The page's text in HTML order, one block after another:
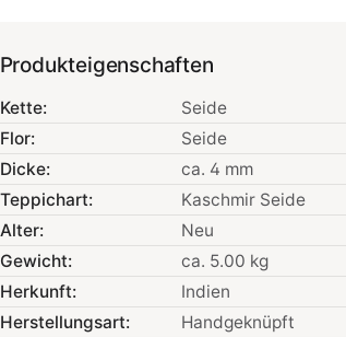
Produkteigenschaften
Kette:
Seide
Flor:
Seide
Dicke:
ca. 4 mm
Teppichart:
Kaschmir Seide
Alter:
Neu
Gewicht:
ca. 5.00 kg
Herkunft:
Indien
Herstellungsart:
Handgeknüpft